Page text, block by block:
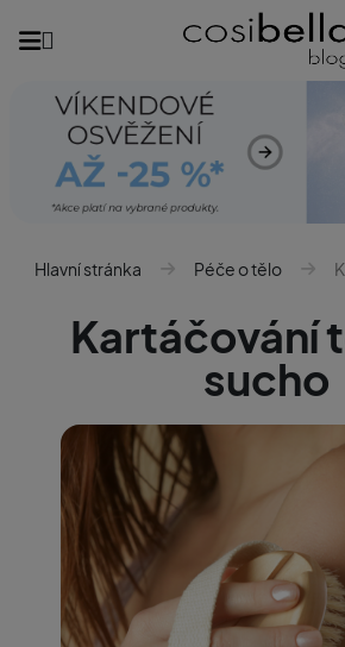
Hlavní stránka Péče o tělo
Kartáčování
sucho